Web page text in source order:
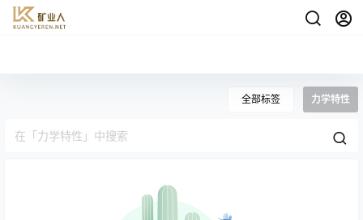
全部标签 力学特性